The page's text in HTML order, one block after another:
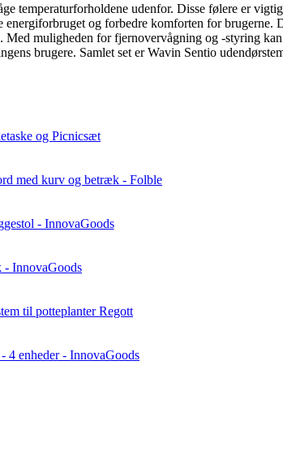
temperaturforholdene udenfor. Disse følere er
og forbedre komforten for brugerne.
muligheden for fjernovervågning og -styring
brugere. Samlet set er Wavin Sentio